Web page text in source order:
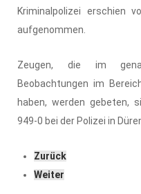
Kriminalpolizei erschien
aufgenommen.
Zeugen, die im
Beobachtungen im
haben, werden gebeten,
949-0 bei der Polizei in
Zurück
Weiter